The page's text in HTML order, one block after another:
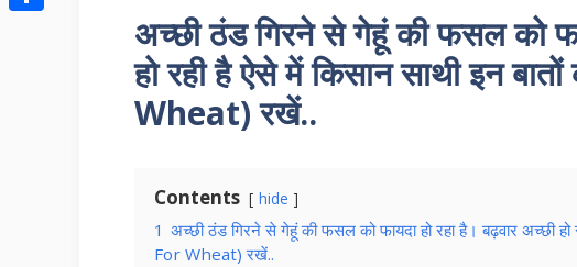
अच्छी ठंड गिरने से गेहूं की फसल को
हो रही है ऐसे में किसान साथी इन
Wheat) रखें..
Contents hide
1 अच्छी ठंड गिरने से गेहूं की फसल को फायदा हो रहा है। बढ़वार अच्छी
For Wheat) रखें..